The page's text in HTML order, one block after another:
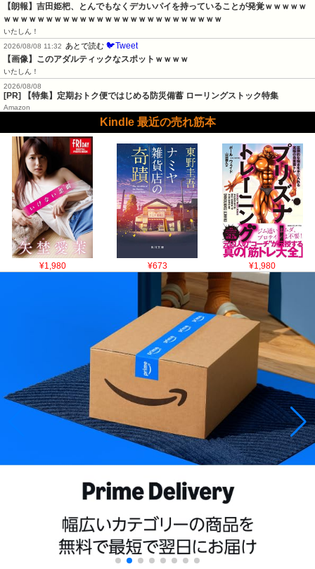
【朗報】吉田姫杷、とんでもなくデカいパイを持っていることが発覚ｗｗｗｗｗ
ｗｗｗｗｗｗｗｗｗｗｗｗｗｗｗｗｗｗｗｗｗｗｗｗｗｗ
いたしん！
2026/08/08 11:32
あとで読む 🐦Tweet
【画像】このアダルティックなスポットｗｗｗｗ
いたしん！
2026/08/08
[PR] 【特集】定期おトク便ではじめる防災備蓄 ローリングストック特集
Amazon
Kindle 最近の売れ筋本
¥1,980 ¥673 ¥1,980